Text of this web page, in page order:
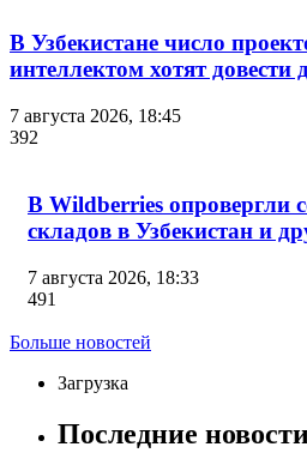
В Узбекистане число
интеллектом хотят довести
7 августа 2026, 18:45
392
В Wildberries опровергли
складов в Узбекистан и
7 августа 2026, 18:33
491
Больше новостей
Загрузка
Последние